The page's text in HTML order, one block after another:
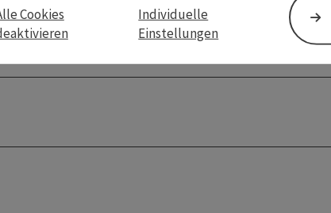
Cookies
Individuelle
Einstellungen